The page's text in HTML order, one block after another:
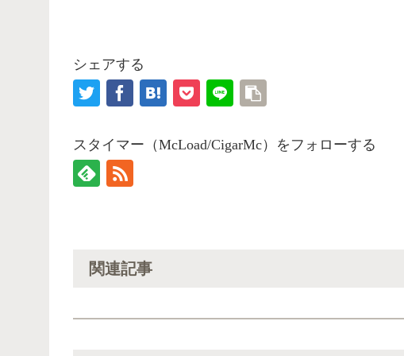
シェアする
スタイマー（McLoad/CigarMc）をフォローする
関連記事